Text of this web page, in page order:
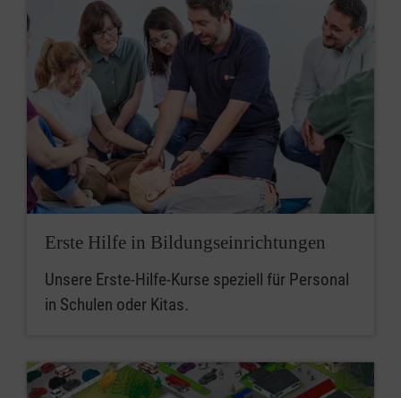
Erste Hilfe in Bildungseinrichtungen
Unsere Erste-Hilfe-Kurse speziell für Personal
in Schulen oder Kitas.